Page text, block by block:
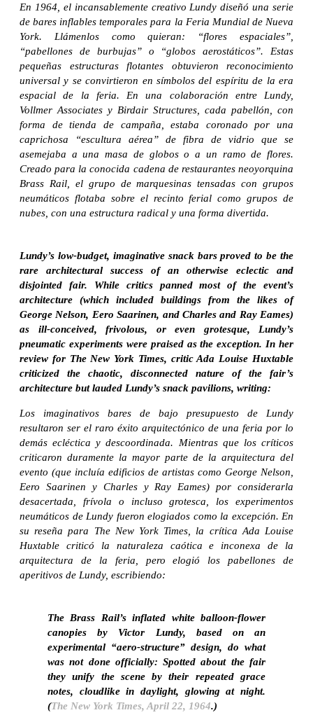
En 1964, el incansablemente creativo Lundy diseñó una serie
de bares inflables temporales para la Feria Mundial de Nueva
York. Llámenlos como quieran: “flores espaciales”,
“pabellones de burbujas” o “globos aerostáticos”. Estas
pequeñas estructuras flotantes obtuvieron reconocimiento
universal y se convirtieron en símbolos del espíritu de la era
espacial de la feria. En una colaboración entre Lundy,
Vollmer Associates y Birdair Structures, cada pabellón, con
forma de tienda de campaña, estaba coronado por una
caprichosa “escultura aérea” de fibra de vidrio que se
asemejaba a una masa de globos o a un ramo de flores.
Creado para la conocida cadena de restaurantes neoyorquina
Brass Rail, el grupo de marquesinas tensadas con grupos
neumáticos flotaba sobre el recinto ferial como grupos de
nubes, con una estructura radical y una forma divertida.
Lundy’s low-budget, imaginative snack bars proved to be the
rare architectural success of an otherwise eclectic and
disjointed fair. While critics panned most of the event’s
architecture (which included buildings from the likes of
George Nelson, Eero Saarinen, and Charles and Ray Eames)
as ill-conceived, frivolous, or even grotesque, Lundy’s
pneumatic experiments were praised as the exception. In her
review for The New York Times, critic Ada Louise Huxtable
criticized the chaotic, disconnected nature of the fair’s
architecture but lauded Lundy’s snack pavilions, writing:
Los imaginativos bares de bajo presupuesto de Lundy
resultaron ser el raro éxito arquitectónico de una feria por lo
demás ecléctica y descoordinada. Mientras que los críticos
criticaron duramente la mayor parte de la arquitectura del
evento (que incluía edificios de artistas como George Nelson,
Eero Saarinen y Charles y Ray Eames) por considerarla
desacertada, frívola o incluso grotesca, los experimentos
neumáticos de Lundy fueron elogiados como la excepción. En
su reseña para The New York Times, la crítica Ada Louise
Huxtable criticó la naturaleza caótica e inconexa de la
arquitectura de la feria, pero elogió los pabellones de
aperitivos de Lundy, escribiendo:
The Brass Rail’s inflated white balloon-flower
canopies by Victor Lundy, based on an
experimental “aero-structure” design, do what
was not done officially: Spotted about the fair
they unify the scene by their repeated grace
notes, cloudlike in daylight, glowing at night.
(The New York Times, April 22, 1964.)